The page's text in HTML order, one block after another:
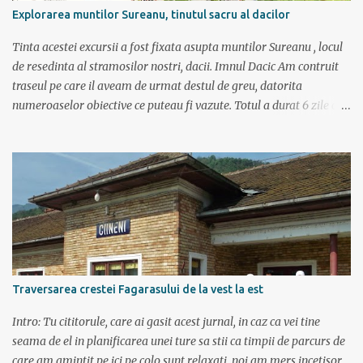
Explorarea muntilor Sureanu, tinutul sacru al dacilor
Tinta acestei excursii a fost fixata asupta muntilor Sureanu , locul
de resedinta al stramosilor nostri, dacii. Imnul Dacic Am contruit
traseul pe care il aveam de urmat destul de greu, datorita
numeroaselor obiective ce puteau fi vazute. Totul a durat 6 zile ca
plecam decat cu masina dacilor, ce-i drept restilizata si
imbunatatita, denumita acum Dacia Logan. Ne-am inarmat cu 3-4
harti si cu un plan bine documentat de vreo 15 pagini (cine il vrea
sa ridice mana sus). Am inghesuit cu greu rucsacii, corturile, sacii
de dormit si mancarea in masina.
Traversarea crestei Fagarasului de la vest la est
Intro: Tu cititorule, care ai gasit acest jurnal, in caz ca vei tine
seama de el in planificarea unei ture sa stii ca timpii de parcurs de